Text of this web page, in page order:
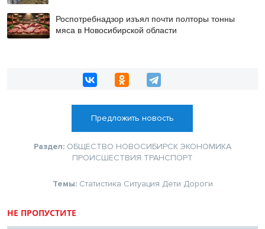
Роспотребнадзор изъял почти полторы тонны
мяса в Новосибирской области
Предложить новость
Раздел: ОБЩЕСТВО НОВОСИБИРСК ЭКОНОМИКА
ПРОИСШЕСТВИЯ ТРАНСПОРТ
Темы: Статистика Ситуация Дети Дороги
НЕ ПРОПУСТИТЕ